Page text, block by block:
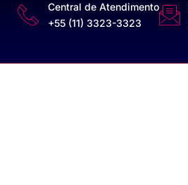
Central de Atendimento
+55 (11) 3323-3323